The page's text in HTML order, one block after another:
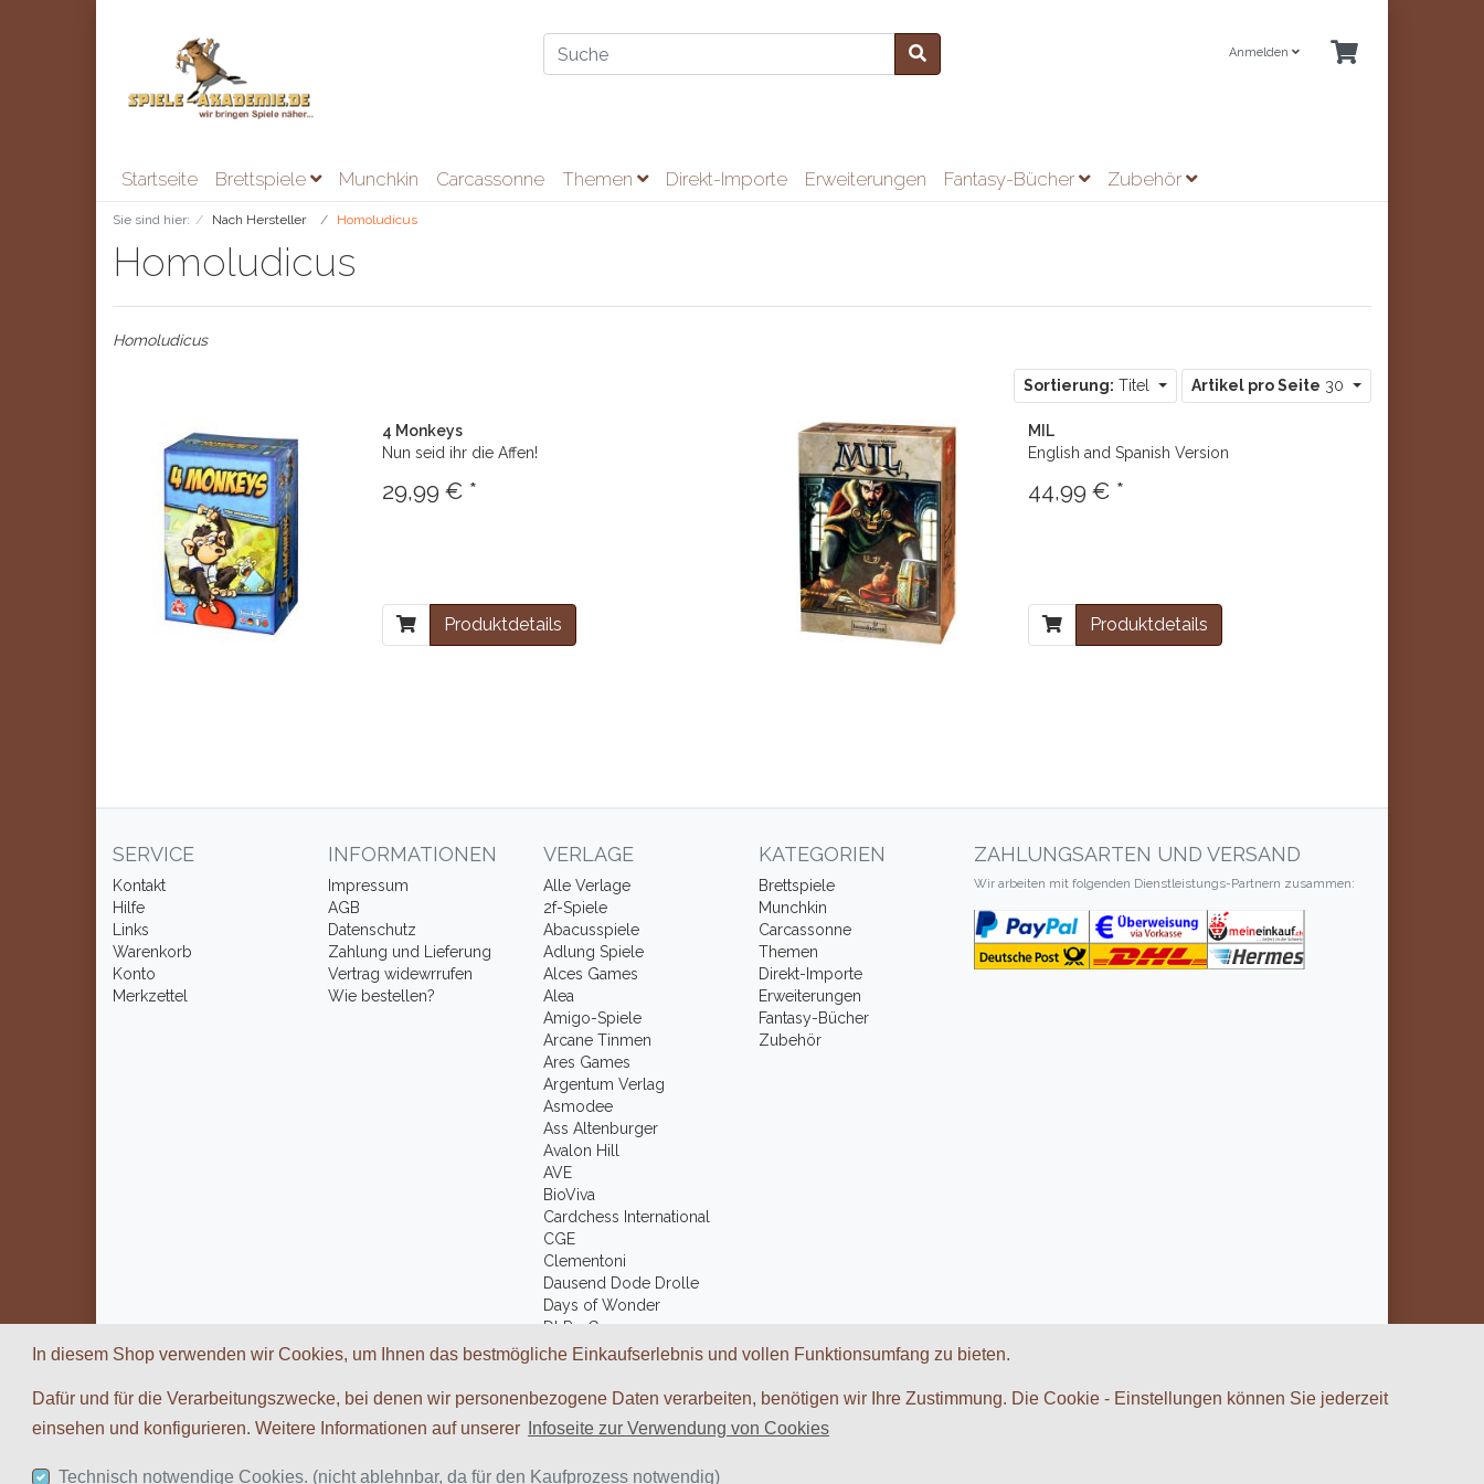
Anmelden
Startseite Brettspiele Munchkin Carcassonne Themen Direkt-Importe Erweiterungen Fantasy-Bücher Zubehör
Sie sind hier: Nach Hersteller Homoludicus
Homoludicus
Homoludicus
Sortierung: Titel Artikel pro Seite 30
4 Monkeys
Nun seid ihr die Affen!
29,99 € *
Produktdetails
MIL
English and Spanish Version
44,99 € *
Produktdetails
SERVICE
Kontakt
Hilfe
Links
Warenkorb
Konto
Merkzettel
INFORMATIONEN
Impressum
AGB
Datenschutz
Zahlung und Lieferung
Vertrag widewrrufen
Wie bestellen?
VERLAGE
Alle Verlage
2f-Spiele
Abacusspiele
Adlung Spiele
Alces Games
Alea
Amigo-Spiele
Arcane Tinmen
Ares Games
Argentum Verlag
Asmodee
Ass Altenburger
Avalon Hill
AVE
BioViva
Cardchess International
CGE
Clementoni
Dausend Dode Drolle
Days of Wonder
DLP - Games
Mehr
KATEGORIEN
Brettspiele
Munchkin
Carcassonne
Themen
Direkt-Importe
Erweiterungen
Fantasy-Bücher
Zubehör
ZAHLUNGSARTEN UND VERSAND
Wir arbeiten mit folgenden Dienstleistungs-Partnern zusammen:
Google Twitter
In diesem Shop verwenden wir Cookies, um Ihnen das bestmögliche Einkaufserlebnis und vollen Funktionsumfang zu bieten.
Dafür und für die Verarbeitungszwecke, bei denen wir personenbezogene Daten verarbeiten, benötigen wir Ihre Zustimmung. Die Cookie - Einstellungen können Sie jederzeit
einsehen und konfigurieren. Weitere Informationen auf unserer
Infoseite zur Verwendung von Cookies
Technisch notwendige Cookies. (nicht ablehnbar, da für den Kaufprozess notwendig)